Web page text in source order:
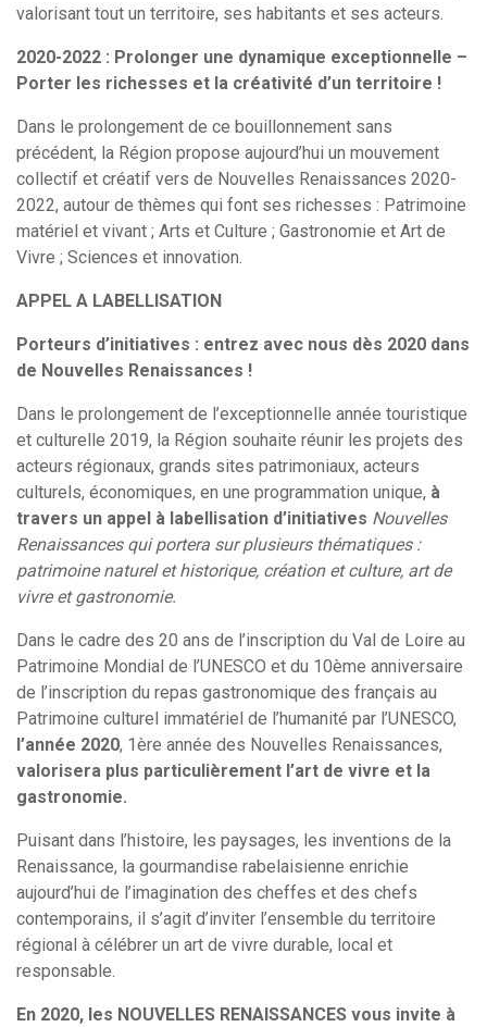
valorisant tout un territoire, ses habitants et ses acteurs.
2020-2022 : Prolonger une dynamique exceptionnelle –
Porter les richesses et la créativité d’un territoire !
Dans le prolongement de ce bouillonnement sans
précédent, la Région propose aujourd’hui un mouvement
collectif et créatif vers de Nouvelles Renaissances 2020-
2022, autour de thèmes qui font ses richesses : Patrimoine
matériel et vivant ; Arts et Culture ; Gastronomie et Art de
Vivre ; Sciences et innovation.
APPEL A LABELLISATION
Porteurs d’initiatives : entrez avec nous dès 2020 dans
de Nouvelles Renaissances !
Dans le prolongement de l’exceptionnelle année touristique
et culturelle 2019, la Région souhaite réunir les projets des
acteurs régionaux, grands sites patrimoniaux, acteurs
culturels, économiques, en une programmation unique, à
travers un appel à labellisation d’initiatives Nouvelles
Renaissances qui portera sur plusieurs thématiques :
patrimoine naturel et historique, création et culture, art de
vivre et gastronomie.
Dans le cadre des 20 ans de l’inscription du Val de Loire au
Patrimoine Mondial de l’UNESCO et du 10ème anniversaire
de l’inscription du repas gastronomique des français au
Patrimoine culturel immatériel de l’humanité par l’UNESCO,
l’année 2020, 1ère année des Nouvelles Renaissances,
valorisera plus particulièrement l’art de vivre et la
gastronomie.
Puisant dans l’histoire, les paysages, les inventions de la
Renaissance, la gourmandise rabelaisienne enrichie
aujourd’hui de l’imagination des cheffes et des chefs
contemporains, il s’agit d’inviter l’ensemble du territoire
régional à célébrer un art de vivre durable, local et
responsable.
En 2020, les NOUVELLES RENAISSANCES vous invite à
Search
for: